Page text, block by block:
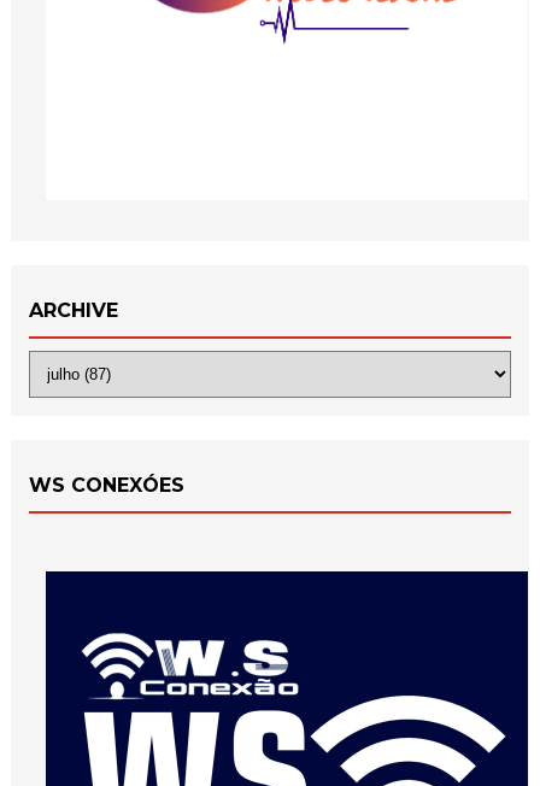
ARCHIVE
WS CONEXÓES